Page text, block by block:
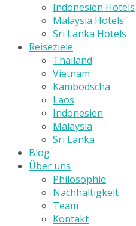
Indonesien Hotels
Malaysia Hotels
Sri Lanka Hotels
Reiseziele
Thailand
Vietnam
Kambodscha
Laos
Indonesien
Malaysia
Sri Lanka
Blog
Über uns
Philosophie
Nachhaltigkeit
Team
Kontakt